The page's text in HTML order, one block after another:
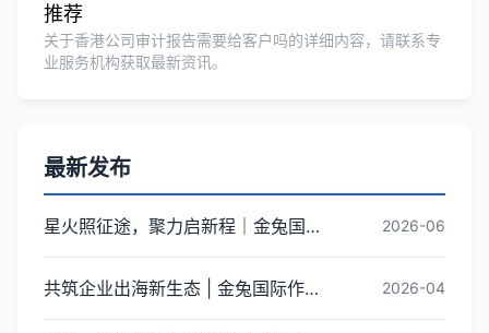
推荐
关于香港公司审计报告需要给客户吗的详细内容，请联系专
业服务机构获取最新资讯。
最新发布
星火照征途，聚力启新程｜金兔国际井冈山红色研学团建圆满收官 2026-06
共筑企业出海新生态 | 金兔国际作为代表单位亮相宝安区出海服务中心揭牌仪式 2026-04